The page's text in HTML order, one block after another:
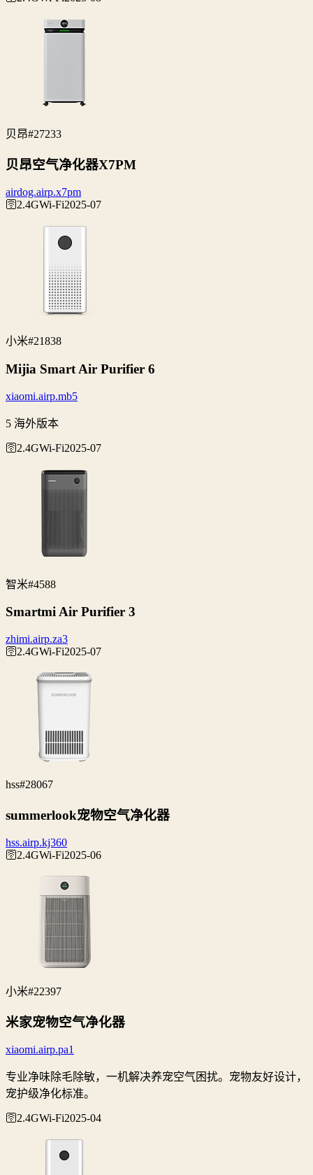
贝昂#27233
贝昂空气净化器X7PM
airdog.airp.x7pm
🛜2.4GWi‑Fi2025-07
小米#21838
Mijia Smart Air Purifier 6
xiaomi.airp.mb5
5 海外版本
🛜2.4GWi‑Fi2025-07
智米#4588
Smartmi Air Purifier 3
zhimi.airp.za3
🛜2.4GWi‑Fi2025-07
hss#28067
summerlook宠物空气净化器
hss.airp.kj360
🛜2.4GWi‑Fi2025-06
小米#22397
米家宠物空气净化器
xiaomi.airp.pa1
专业净味除毛除敏，一机解决养宠空气困扰。宠物友好设计，
宠护级净化标准。
🛜2.4GWi‑Fi2025-04